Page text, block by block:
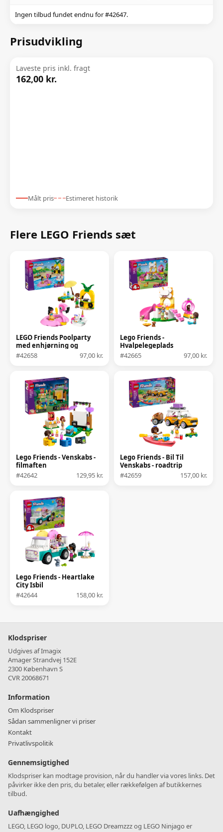
Ingen tilbud fundet endnu for #42647.
Prisudvikling
Laveste pris inkl. fragt
162,00 kr.
Målt pris Estimeret historik
Flere LEGO Friends sæt
LEGO Friends Poolparty
med enhjørning og
flamingo
#42658 97,00 kr.
Lego Friends -
Hvalpelegeplads
#42665
97,00 kr.
Lego Friends - Venskabs -
filmaften
#42642
129,95 kr.
Lego Friends - Bil Til
Venskabs - roadtrip
#42659
157,00 kr.
Lego Friends - Heartlake
City Isbil
#42644
158,00 kr.
Klodspriser
Udgives af Imagix
Amager Strandvej 152E
2300 København S
CVR 20068671
Information
Om Klodspriser
Sådan sammenligner vi priser
Kontakt
Privatlivspolitik
Gennemsigtighed
Klodspriser kan modtage provision, når du handler via vores links. Det
påvirker ikke den pris, du betaler, eller rækkefølgen af butikkernes
tilbud.
Uafhængighed
LEGO, LEGO logo, DUPLO, LEGO Dreamzzz og LEGO Ninjago er